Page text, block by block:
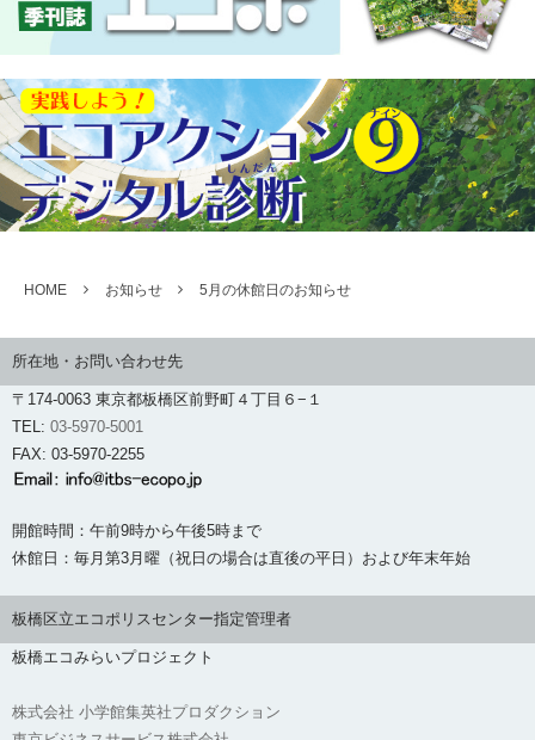
HOME お知らせ 5月の休館日のお知らせ
所在地・お問い合わせ先
〒174-0063 東京都板橋区前野町４丁目６−１
TEL: 03-5970-5001
FAX: 03-5970-2255
開館時間：午前9時から午後5時まで
休館日：毎月第3月曜（祝日の場合は直後の平日）および年末年始
板橋区立エコポリスセンター指定管理者
板橋エコみらいプロジェクト
株式会社 小学館集英社プロダクション